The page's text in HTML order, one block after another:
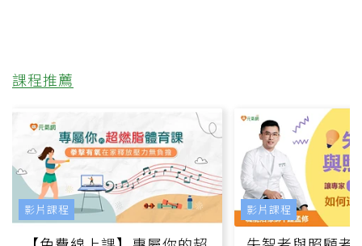
課程推薦
影片課程 影片課程